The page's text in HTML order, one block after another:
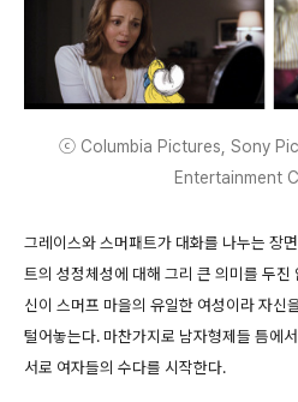
ⓒ Columbia Pictures, Sony
Entertainment
그레이스와 스머패트가 대화를 나누는 장
트의 성정체성에 대해 그리 큰 의미를 두
신이 스머프 마을의 유일한 여성이라 자신
털어놓는다. 마찬가지로 남자형제들 틈에
서로 여자들의 수다를 시작한다.